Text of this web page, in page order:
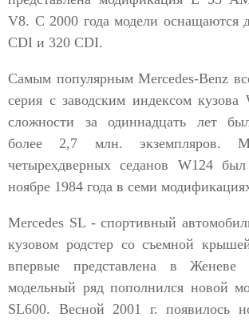
V8. С 2000 года модели оснащаются
CDI и 320 CDI.
Самым популярным Mercedes-Benz
серия с заводским индексом
сложности за одиннадцать лет
более 2,7 млн. экземпляров.
четырехдверных седанов W124
ноябре 1984 года в семи
Mercedes SL - спортивный
кузовом родстер со съемной
впервые представлена в
модельный ряд пополнился новой
SL600. Весной 2001 г. появилось